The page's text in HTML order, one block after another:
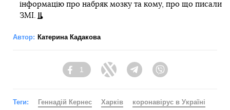
інформацію про набряк мозку та кому, про що писали
ЗМІ.
Автор: Катерина Кадакова
Facebook
1
Twitter Telegram
Теги: Геннадій Кернес Харків коронавірус в Україні